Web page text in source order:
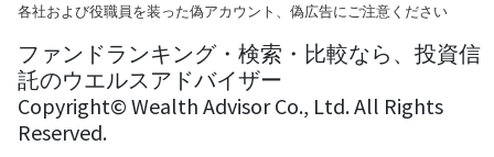
各社および役職員を装った偽アカウント、偽広告にご注意ください
ファンドランキング・検索・比較なら、投資信
託のウエルスアドバイザー
Copyright© Wealth Advisor Co., Ltd. All Rights
Reserved.